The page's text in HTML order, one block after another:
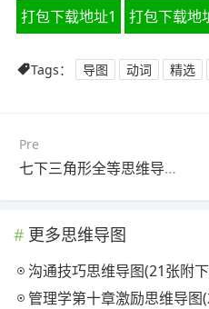
打包下载地址1 打包下载地
Tags： 导图 动词 精选
Pre
七下三角形全等思维导图(22张高清晰可打印)
更多思维导图
沟通技巧思维导图(21张附
管理学第十章激励思维导图